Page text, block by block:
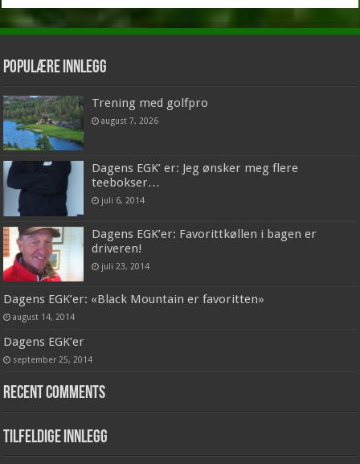
Populære innlegg
Trening med golfpro
august 7, 2026
Dagens EGK’ er: Jeg ønsker meg flere
teebokser…
juli 6, 2014
Dagens EGK’er: Favorittkøllen i bagen er
driveren!
juli 23, 2014
Dagens EGK’er: «Black Mountain er favoritten»
august 14, 2014
Dagens EGK’er
september 25, 2014
Recent Comments
Tilfeldige innlegg